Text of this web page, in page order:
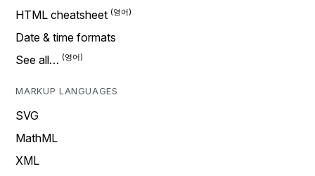
HTML cheatsheet
Date & time formats
See all…
MARKUP LANGUAGES
SVG
MathML
XML